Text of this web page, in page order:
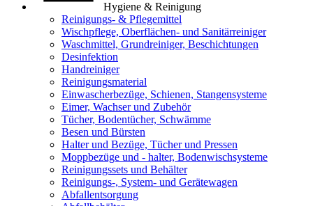
Hygiene & Reinigung
Reinigungs- & Pflegemittel
Wischpflege, Oberflächen- und Sanitärreiniger
Waschmittel, Grundreiniger, Beschichtungen
Desinfektion
Handreiniger
Reinigungsmaterial
Einwascherbezüge, Schienen, Stangensysteme
Eimer, Wachser und Zubehör
Tücher, Bodentücher, Schwämme
Besen und Bürsten
Halter und Bezüge, Tücher und Pressen
Moppbezüge und - halter, Bodenwischsysteme
Reinigungssets und Behälter
Reinigungs-, System- und Gerätewagen
Abfallentsorgung